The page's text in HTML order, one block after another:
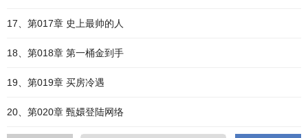
17、第017章 史上最帅的人
18、第018章 第一桶金到手
19、第019章 买房冷遇
20、第020章 甄嬛登陆网络